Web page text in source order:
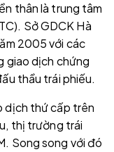
thân là trung tâm
Sở GDCK Hà
2005 với các
giao dịch chứng
thầu trái phiếu.
dịch thứ cấp trên
thị trường trái
Song song với đó